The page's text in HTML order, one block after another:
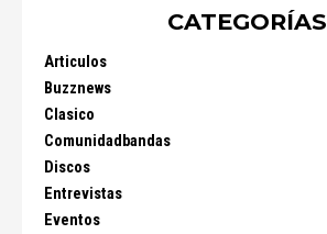
CATEGORÍAS
Articulos
Buzznews
Clasico
Comunidadbandas
Discos
Entrevistas
Eventos